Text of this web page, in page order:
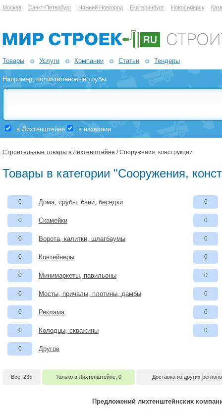
Москва Санкт-Петербург Нижний Новгород Екатеринбург Новосибирск
Товары Услуги Компании Статьи Тендеры
Например,полиэтиленовые трубы
в Лихтенштейне в названии
Строительные товары в Лихтенштейне / Сооружения, конструкции
Товары в категории "Сооружения,
0 Дома, срубы, бани, беседки 0
0 Скамейки 0
0 Ворота, калитки, шлагбаумы 0
0 Контейнеры 0
0 Минимаркеты, павильоны 0
0 Мосты, причалы, плотины, дамбы 0
0 Реклама 0
0 Колодцы, скважины 0
0 Другое
Все, 235 Только в Лихтенштейне, 0 Доставка из других
Предложений лихтенштейнских